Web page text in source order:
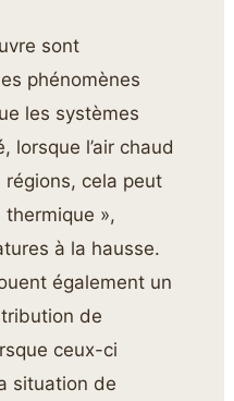
sont
phénomènes
les systèmes
lorsque l’air chaud
cela peut
thermique »,
à la hausse.
également un
de
ceux-ci
situation de